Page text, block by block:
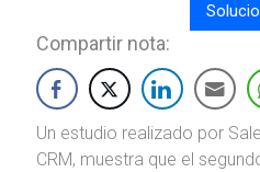
Compartir nota:
Un estudio realizado por
CRM, muestra que el